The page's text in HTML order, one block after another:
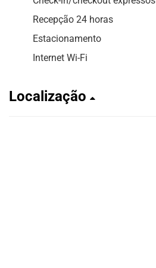
Recepção 24 horas
Estacionamento
Internet Wi-Fi
Localização